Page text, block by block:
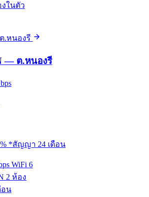
ในตัว
ต.หนองรี
— ต.หนองรี
*สัญญา 24 เดือน
WiFi 6
2 ห้อง
อน